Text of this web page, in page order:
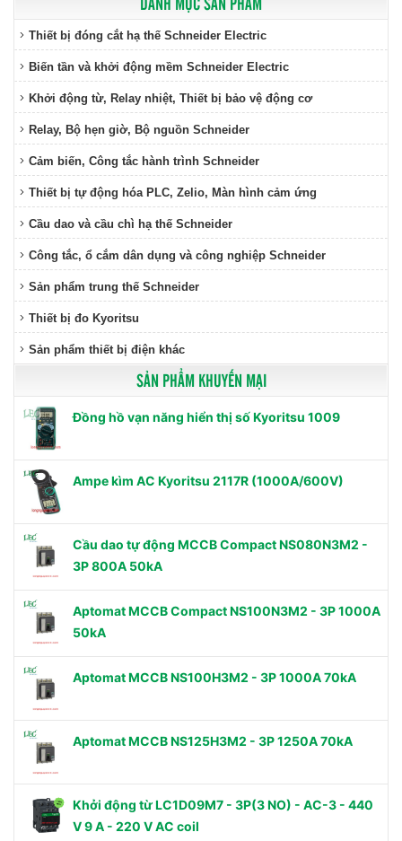
Thiết bị đóng cắt hạ thế Schneider Electric
Biến tần và khởi động mềm Schneider Electric
Khởi động từ, Relay nhiệt, Thiết bị bảo vệ động cơ
Relay, Bộ hẹn giờ, Bộ nguồn Schneider
Cảm biến, Công tắc hành trình Schneider
Thiết bị tự động hóa PLC, Zelio, Màn hình cảm ứng
Cầu dao và cầu chì hạ thế Schneider
Công tắc, ổ cắm dân dụng và công nghiệp Schneider
Sản phẩm trung thế Schneider
Thiết bị đo Kyoritsu
Sản phẩm thiết bị điện khác
SẢN PHẨM KHUYẾN MẠI
Đồng hồ vạn năng hiển thị số Kyoritsu 1009
Ampe kìm AC Kyoritsu 2117R (1000A/600V)
Cầu dao tự động MCCB Compact NS080N3M2 -
3P 800A 50kA
Aptomat MCCB Compact NS100N3M2 - 3P 1000A
50kA
Aptomat MCCB NS100H3M2 - 3P 1000A 70kA
Aptomat MCCB NS125H3M2 - 3P 1250A 70kA
Khởi động từ LC1D09M7 - 3P(3 NO) - AC-3 - 440
V 9 A - 220 V AC coil